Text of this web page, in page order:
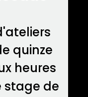
quinze
heures
stage de